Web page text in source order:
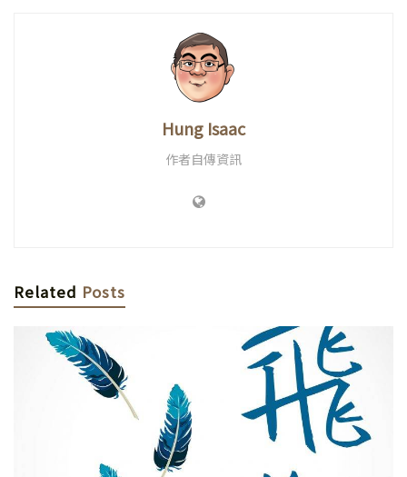
Hung Isaac
作者自傳資訊
Related Posts